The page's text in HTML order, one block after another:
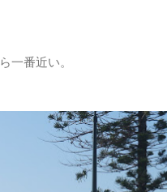
一番近い。